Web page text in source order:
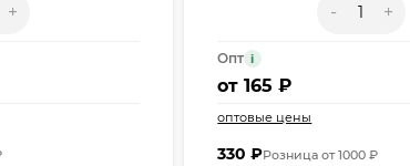
+ - +
Опт i
от165 ₽
оптовые цены
330₽Розница от 1000 ₽